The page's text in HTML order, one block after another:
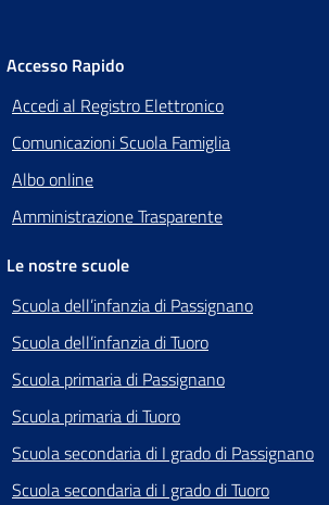
Accesso Rapido
Accedi al Registro Elettronico
Comunicazioni Scuola Famiglia
Albo online
Amministrazione Trasparente
Le nostre scuole
Scuola dell’infanzia di Passignano
Scuola dell’infanzia di Tuoro
Scuola primaria di Passignano
Scuola primaria di Tuoro
Scuola secondaria di I grado di Passignano
Scuola secondaria di I grado di Tuoro